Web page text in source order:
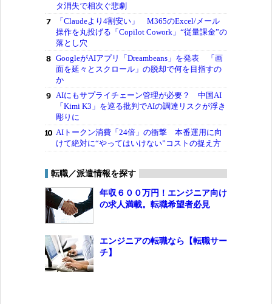
タ消失で相次ぐ悲劇
「Claudeより4割安い」 M365のExcel/メール
操作を丸投げる「Copilot Cowork」“従量課金”の
落とし穴
GoogleがAIアプリ「Dreambeans」を発表 「画
面を延々とスクロール」の脱却で何を目指すの
か
AIにもサプライチェーン管理が必要？ 中国AI
「Kimi K3」を巡る批判でAIの調達リスクが浮き
彫りに
AIトークン消費「24倍」の衝撃 本番運用に向
けて絶対に“やってはいけない”コストの捉え方
転職／派遣情報を探す
年収６００万円！エンジニア向け
の求人満載。転職希望者必見
エンジニアの転職なら【転職サー
チ】